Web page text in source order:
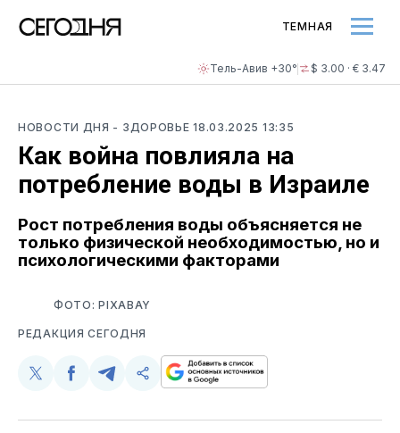
Тель-Авив +30° $ 3.00 · € 3.47
ТЕМНАЯ
НОВОСТИ ДНЯ - ЗДОРОВЬЕ18.03.2025 13:35
Как война повлияла на
потребление воды в Израиле
Рост потребления воды объясняется не
только физической необходимостью, но и
психологическими факторами
ФОТО: PIXABAY
РЕДАКЦИЯ СЕГОДНЯ
Поделиться
Twitter
Поделиться
Facebook
Поделиться
Telegram
Скопируйте
поделитесь